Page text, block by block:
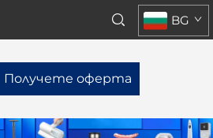
Получете оферта
BG